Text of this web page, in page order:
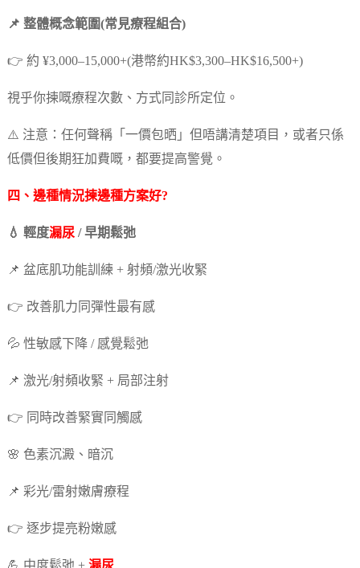
📌 整體概念範圍(常見療程組合)
👉 約 ¥3,000–15,000+(港幣約HK$3,300–HK$16,500+)
視乎你揀嘅療程次數、方式同診所定位。
⚠️ 注意：任何聲稱「一價包晒」但唔講清楚項目，或者只係
低價但後期狂加費嘅，都要提高警覺。
四、邊種情況揀邊種方案好?
💧 輕度漏尿/ 早期鬆弛
📌 盆底肌功能訓練 + 射頻/激光收緊
👉 改善肌力同彈性最有感
💦 性敏感下降 / 感覺鬆弛
📌 激光/射頻收緊 + 局部注射
👉 同時改善緊實同觸感
🌸 色素沉澱、暗沉
📌 彩光/雷射嫩膚療程
👉 逐步提亮粉嫩感